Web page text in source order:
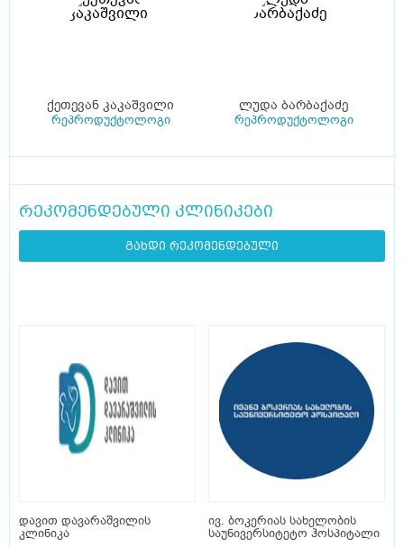
ქეთევან კაკაშვილი
რეპროდუქტოლოგი
ლუდა ბარბაქაძე
რეპროდუქტოლოგი
რეკომენდებული კლინიკები
გახდი რეკომენდებული
დავით დავარაშვილის
კლინიკა
ივ. ბოკერიას სახელობის
საუნივერსიტეტო ჰოსპიტალი